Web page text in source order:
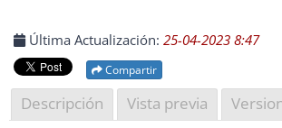
Última Actualización: 25-04-2023 8:47
Compartir
Descripción Vista previa